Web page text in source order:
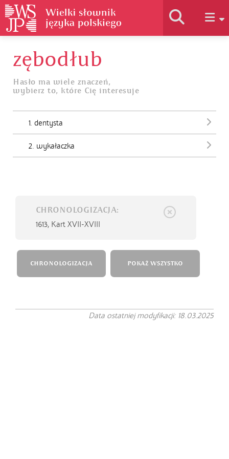
Historia słownika
Jak korzystać
zębodłub
Hasło ma wiele znaczeń,
wybierz to, które Cię interesuje
1. dentysta
2. wykałaczka
CHRONOLOGIZACJA:
1613, Kart XVII-XVIII
CHRONOLOGIZACJA POKAŻ WSZYSTKO
Data ostatniej modyfikacji: 18.03.2025